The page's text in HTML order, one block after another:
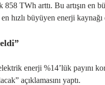
TWh arttı. Bu artışın
hızlı büyüyen enerji kaynağı
enerji %14’lük
açıklamasını yaptı.